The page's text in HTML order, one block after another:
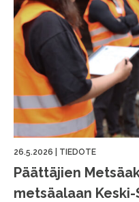
26.5.2026 TIEDOTE
Päättäjien
metsäalaan